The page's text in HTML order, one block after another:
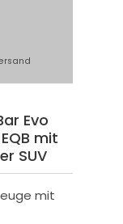
Evo
mit
SUV
mit